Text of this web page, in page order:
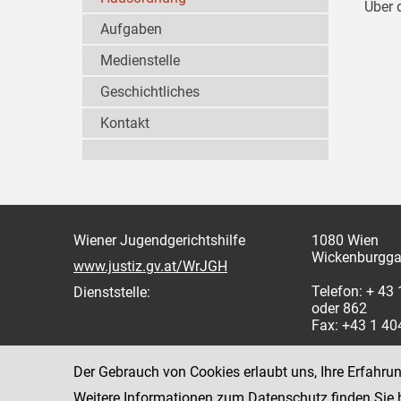
Über
Aufgaben
Medienstelle
Geschichtliches
Kontakt
Wiener Jugendgerichtshilfe
www.justiz.gv.at/WrJGH
Dienststelle:
1080 Wien
Telefon: + 43
oder 862
Fax: +43 1
Der Gebrauch von Cookies erlaubt uns, Ihre